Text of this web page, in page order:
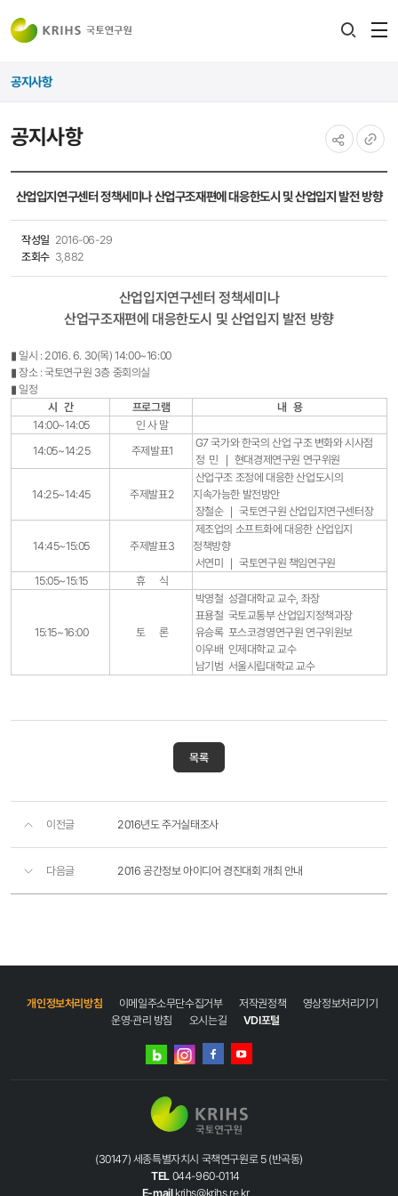
공지사항
공지사항
복사
산업입지연구센터 정책세미나 산업구조재편에 대응한도시 및 산업입지 발전 방향
작성일 2016-06-29
조회수 3,882
산업입지연구센터 정책세미나
산업구조재편에 대응한도시 및 산업입지 발전 방향
▮ 일시 : 2016. 6. 30(목) 14:00~16:00
▮ 장소 : 국토연구원 3층 중회의실
▮ 일정
시 간
프로그램
내 용
14:00~14:05
인 사 말
14:05~14:25
주제발표1
G7 국가와 한국의 산업 구조 변화와 시사점
정 민 ｜ 현대경제연구원 연구위원
14:25~14:45 주제발표2
산업구조 조정에 대응한 산업도시의
지속가능한 발전방안
장철순 ｜ 국토연구원 산업입지연구센터장
14:45~15:05 주제발표3
제조업의 소프트화에 대응한 산업입지
정책방향
서연미 ｜ 국토연구원 책임연구원
15:05~15:15
휴 식
15:15~16:00 토 론
박영철 성결대학교 교수, 좌장
표용철 국토교통부 산업입지정책과장
유승록 포스코경영연구원 연구위원보
이우배 인제대학교 교수
남기범 서울시립대학교 교수
목록
이전글 2016년도 주거실태조사
다음글 2016 공간정보 아이디어 경진대회 개최 안내
개인정보처리방침 이메일주소무단수집거부 저작권정책
영상정보처리기기
운영·관리 방침
오시는길 VDI포털
네이버
인스타그램
(30147) 세종특별자치시 국책연구원로 5 (반곡동)
TEL 044-960-0114
E-mail krihs@krihs.re.kr